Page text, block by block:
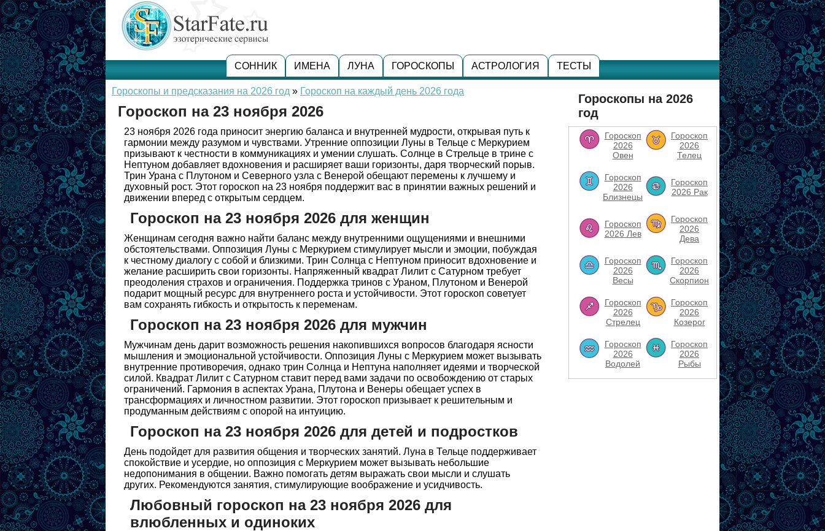
СОННИК ИМЕНА ЛУНА ГОРОСКОПЫ АСТРОЛОГИЯ ТЕСТЫ
Гороскопы и предсказания на 2026 год » Гороскоп на каждый день 2026 года
Гороскоп на 23 ноября 2026
23 ноября 2026 года приносит энергию баланса и внутренней мудрости, открывая путь к
гармонии между разумом и чувствами. Утренние оппозиции Луны в Тельце с Меркурием
призывают к честности в коммуникациях и умении слушать. Солнце в Стрельце в трине с
Нептуном добавляет вдохновения и расширяет ваши горизонты, даря творческий порыв.
Трин Урана с Плутоном и Северного узла с Венерой обещают перемены к лучшему и
духовный рост. Этот гороскоп на 23 ноября поддержит вас в принятии важных решений и
движении вперед с открытым сердцем.
Гороскоп на 23 ноября 2026 для женщин
Женщинам сегодня важно найти баланс между внутренними ощущениями и внешними
обстоятельствами. Оппозиция Луны с Меркурием стимулирует мысли и эмоции, побуждая
к честному диалогу с собой и близкими. Трин Солнца с Нептуном приносит вдохновение и
желание расширить свои горизонты. Напряженный квадрат Лилит с Сатурном требует
преодоления страхов и ограничения. Поддержка тринов с Ураном, Плутоном и Венерой
подарит мощный ресурс для внутреннего роста и устойчивости. Этот гороскоп советует
вам сохранять гибкость и открытость к переменам.
Гороскоп на 23 ноября 2026 для мужчин
Мужчинам день дарит возможность решения накопившихся вопросов благодаря ясности
мышления и эмоциональной устойчивости. Оппозиция Луны с Меркурием может вызывать
внутренние противоречия, однако трин Солнца и Нептуна наполняет идеями и творческой
силой. Квадрат Лилит с Сатурном ставит перед вами задачи по освобождению от старых
ограничений. Гармония в аспектах Урана, Плутона и Венеры обещает успех в
трансформациях и личностном развитии. Этот гороскоп призывает к решительным и
продуманным действиям с опорой на интуицию.
Гороскоп на 23 ноября 2026 для детей и подростков
День подойдет для развития общения и творческих занятий. Луна в Тельце поддерживает
спокойствие и усердие, но оппозиция с Меркурием может вызывать небольшие
недопонимания в общении. Важно помогать детям выражать свои мысли и слушать
других. Рекомендуются занятия, стимулирующие воображение и усидчивость.
Любовный гороскоп на 23 ноября 2026 для
влюбленных и одиноких
Гороскопы на 2026
год
Гороскоп
2026
Овен
Гороскоп
2026
Телец
Гороскоп
2026
Близнецы
Гороскоп
2026 Рак
Гороскоп
2026 Лев
Гороскоп
2026
Дева
Гороскоп
2026
Весы
Гороскоп
2026
Скорпион
Гороскоп
2026
Стрелец
Гороскоп
2026
Козерог
Гороскоп
2026
Водолей
Гороскоп
2026
Рыбы